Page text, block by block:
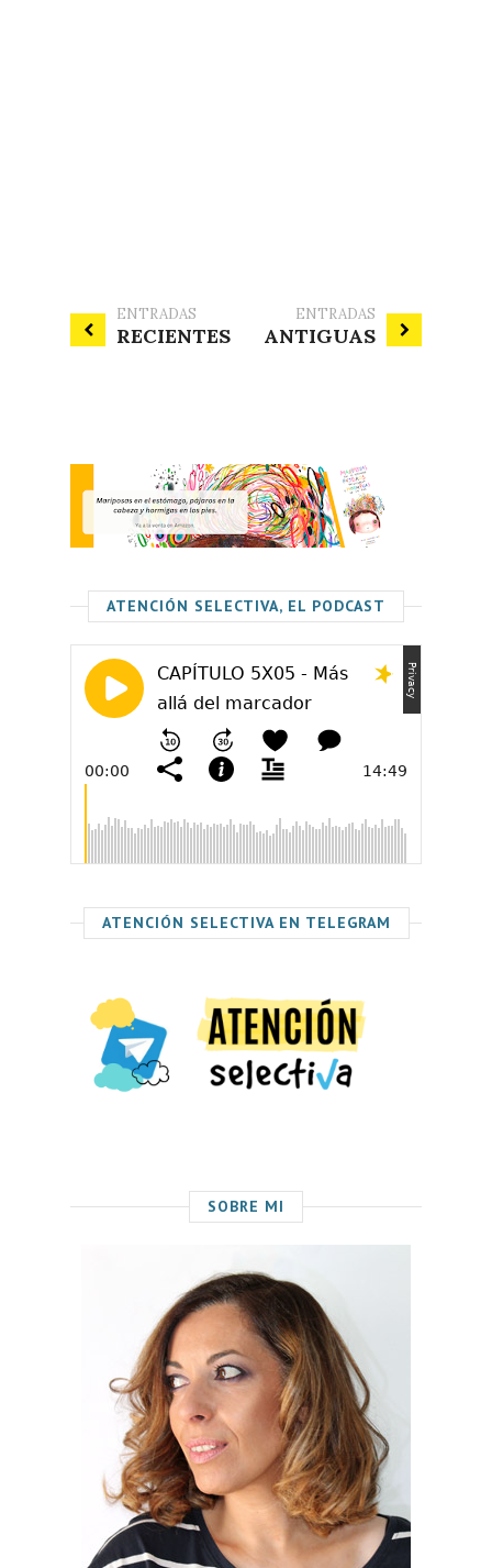
ENTRADAS
RECIENTES
ENTRADAS
ANTIGUAS
ATENCIÓN SELECTIVA, EL PODCAST
ATENCIÓN SELECTIVA EN TELEGRAM
SOBRE MI